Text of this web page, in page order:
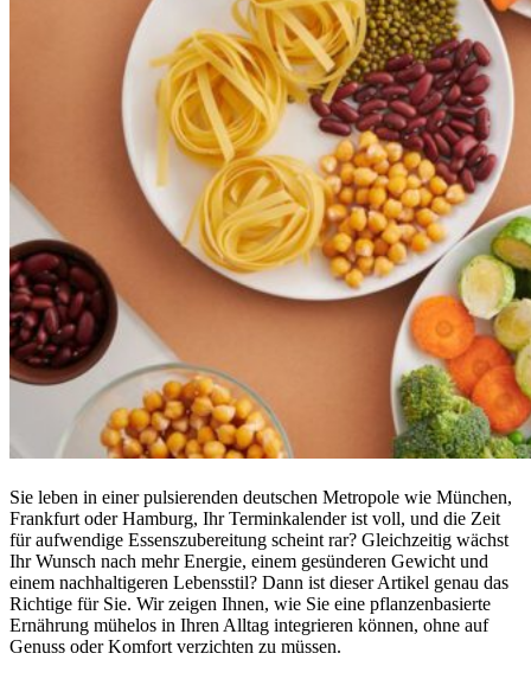
Sie leben in einer pulsierenden deutschen Metropole wie München,
Frankfurt oder Hamburg, Ihr Terminkalender ist voll, und die Zeit
für aufwendige Essenszubereitung scheint rar? Gleichzeitig wächst
Ihr Wunsch nach mehr Energie, einem gesünderen Gewicht und
einem nachhaltigeren Lebensstil? Dann ist dieser Artikel genau das
Richtige für Sie. Wir zeigen Ihnen, wie Sie eine pflanzenbasierte
Ernährung mühelos in Ihren Alltag integrieren können, ohne auf
Genuss oder Komfort verzichten zu müssen.